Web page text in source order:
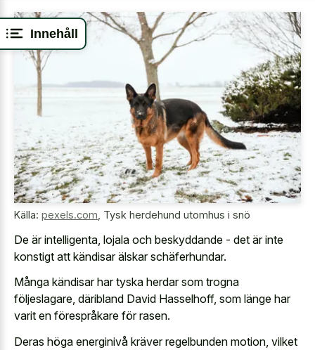
Innehåll
Källa: pexels.com Tysk herdehund utomhus i snö
De är intelligenta, lojala och beskyddande - det är inte
konstigt att kändisar älskar schäferhundar.
Många kändisar har tyska herdar som trogna
följeslagare, däribland David Hasselhoff, som länge har
varit en förespråkare för rasen.
Deras höga energinivå kräver regelbunden motion, vilket